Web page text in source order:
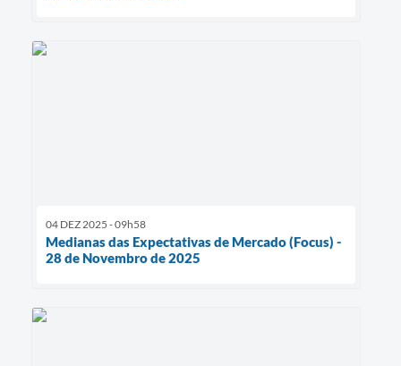
04 DEZ 2025 - 09h58
Medianas das Expectativas de Mercado (Focus) -
28 de Novembro de 2025